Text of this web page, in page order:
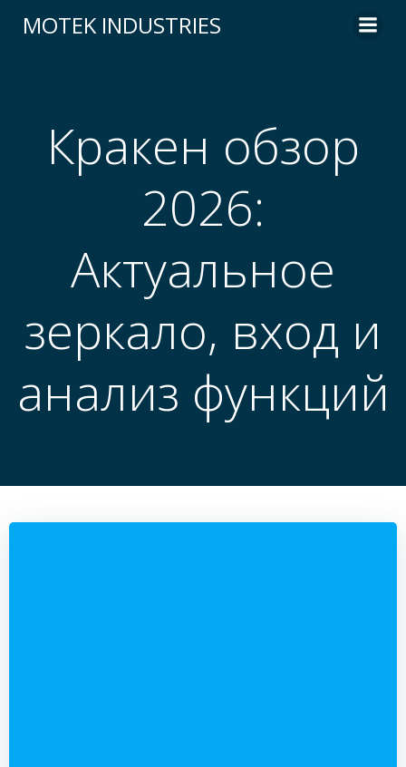
to
MOTEK INDUSTRIES
Кракен обзор
2026:
Актуальное
зеркало, вход и
анализ функций